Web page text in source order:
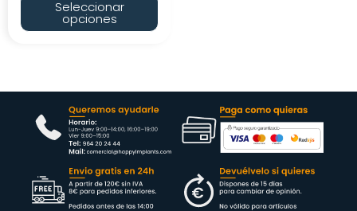
Seleccionar
opciones